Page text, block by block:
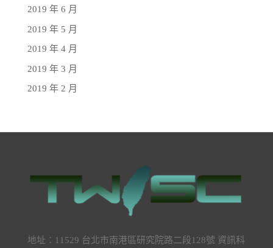
2019 年 6 月
2019 年 5 月
2019 年 4 月
2019 年 3 月
2019 年 2 月
地址：11529 台北市南港區研究院路二段128號 資訊科